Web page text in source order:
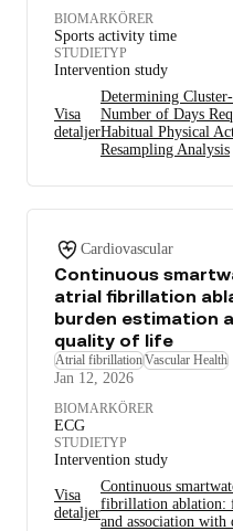
BIOMARKÖRER
Sports activity time
STUDIETYP
Intervention study
Visa
detaljer
Determining
Number of Days
Habitual Physical
Resampling Analysis
Cardiovascular
Continuous
atrial fibrillation
burden estimation
quality of life
Atrial fibrillationVascular Health
Jan 12, 2026
BIOMARKÖRER
ECG
STUDIETYP
Intervention study
Visa
detaljer
Continuous
fibrillation ablation:
and association